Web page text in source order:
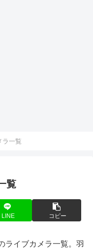
ラ一覧
覧
LINE コピー
ライブカメラ一覧。羽